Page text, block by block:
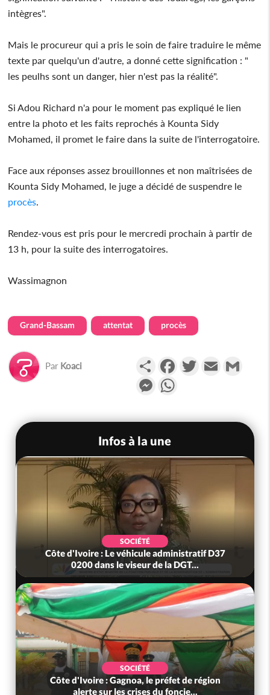
intègres".
Mais le procureur qui a pris le soin de faire traduire le même
texte par quelqu'un d'autre, a donné cette signification : "
les peulhs sont un danger, hier n'est pas la réalité".
Si Adou Richard n'a pour le moment pas expliqué le lien
entre la photo et les faits reprochés à Kounta Sidy
Mohamed, il promet le faire dans la suite de l'interrogatoire.
Face aux réponses assez brouillonnes et non maîtrisées de
Kounta Sidy Mohamed, le juge a décidé de suspendre le
procès
Rendez-vous est pris pour le mercredi prochain à partir de
13 h, pour la suite des interrogatoires.
Wassimagnon
Grand-Bassam attentat procès
Par Koaci PartagerFacebookTwitterEmail
Messenger
Infos à la une
SOCIÉTÉ
Côte d'Ivoire : Le véhicule administratif D37
0200 dans le viseur de la DGT...
SOCIÉTÉ
Côte d'Ivoire : Gagnoa, le préfet de région
alerte sur les crises du foncie...